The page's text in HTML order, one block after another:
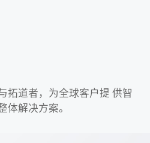
拓道者，为全球客户提 供智
体解决方案。